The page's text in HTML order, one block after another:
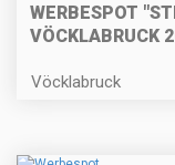
WERBESPOT
VÖCKLABRUCK
Vöcklabruck